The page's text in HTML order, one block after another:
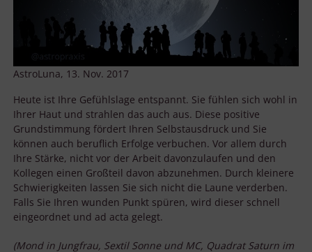
AstroLuna, 13. Nov. 2017
Heute ist Ihre Gefühlslage entspannt. Sie fühlen sich wohl in
Ihrer Haut und strahlen das auch aus. Diese positive
Grundstimmung fördert Ihren Selbstausdruck und Sie
können auch beruflich Erfolge verbuchen. Vor allem durch
Ihre Stärke, nicht vor der Arbeit davonzulaufen und den
Kollegen einen Großteil davon abzunehmen. Durch kleinere
Schwierigkeiten lassen Sie sich nicht die Laune verderben.
Falls Sie Ihren wunden Punkt spüren, wird dieser schnell
eingeordnet und ad acta gelegt.
(Mond in Jungfrau, Sextil Sonne und MC, Quadrat Saturn im